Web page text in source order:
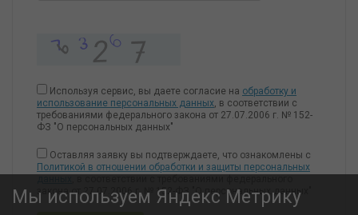
Используя сервис, вы даете согласие на обработку и
использование персональных данных, в соответствии с
требованиями федерального закона от 27.07.2006 г. № 152-
ФЗ "О персональных данных"
Оставляя заявку вы подтверждаете, что ознакомлены с
Политикой в отношении обработки и защиты персональных
закона от 27.07.2006 г. № 152-ФЗ "О персональных данных"
Мы используем Яндекс Метрику